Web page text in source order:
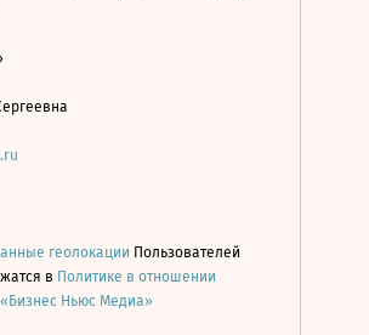
геолокации Пользователей
в Политике в отношении
Ньюс Медиа»